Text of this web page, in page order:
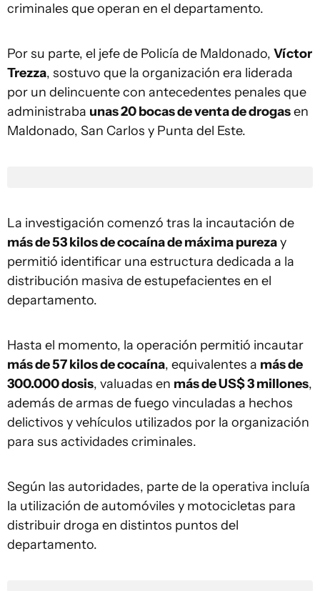
criminales que operan en el departamento.
Por su parte, el jefe de Policía de Maldonado, Víctor
Trezza, sostuvo que la organización era liderada
por un delincuente con antecedentes penales que
administraba unas 20 bocas de venta de drogasen
Maldonado, San Carlos y Punta del Este.
La investigación comenzó tras la incautación de
más de 53 kilos de cocaína de máxima purezay
permitió identificar una estructura dedicada a la
distribución masiva de estupefacientes en el
departamento.
Hasta el momento, la operación permitió incautar
más de 57 kilos de cocaína, equivalentes a más de
300.000 dosis, valuadas en más de US$ 3 millones,
además de armas de fuego vinculadas a hechos
delictivos y vehículos utilizados por la organización
para sus actividades criminales.
Según las autoridades, parte de la operativa incluía
la utilización de automóviles y motocicletas para
distribuir droga en distintos puntos del
departamento.